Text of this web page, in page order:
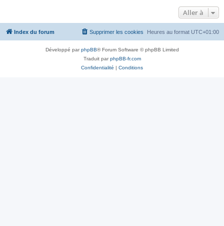
Aller à
Index du forum Heures au format UTC+01:00
Supprimer les cookies
Développé parphpBB® Forum Software © phpBB Limited
Traduit parphpBB-fr.com
Confidentialité | Conditions